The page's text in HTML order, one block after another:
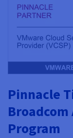
Pinnacle
Program